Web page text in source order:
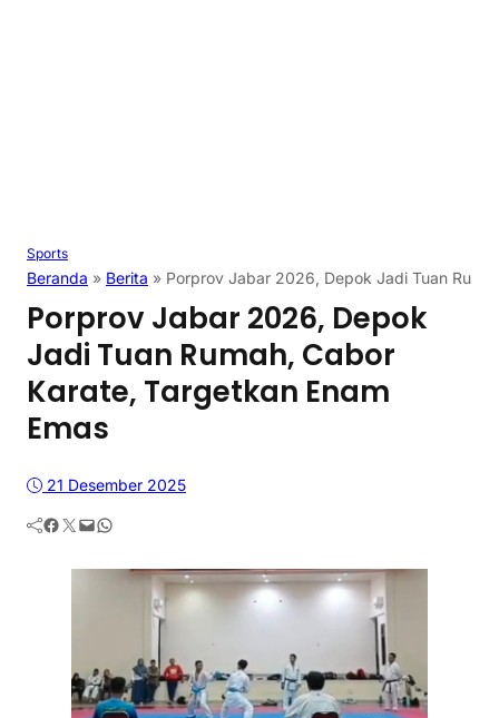
Sports
Beranda » Berita » Porprov Jabar 2026, Depok Jadi Tuan
Porprov Jabar 2026, Depok
Jadi Tuan Rumah, Cabor
Karate, Targetkan Enam
Emas
21 Desember 2025
Facebook Twitter Mail WhatsApp